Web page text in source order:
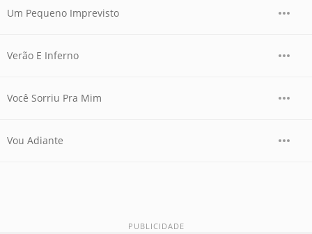
Um Pequeno Imprevisto
Verão E Inferno
Você Sorriu Pra Mim
Vou Adiante